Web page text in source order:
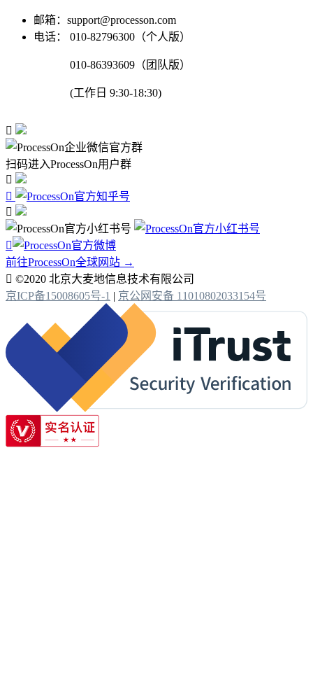
邮箱：support@processon.com
电话：
010-82796300（个人版）
010-86393609（团队版）
(工作日 9:30-18:30)

扫码进入ProcessOn用户群




前往ProcessOn全球网站 →
 ©2020 北京大麦地信息技术有限公司
京ICP备15008605号-1 | 京公网安备 11010802033154号